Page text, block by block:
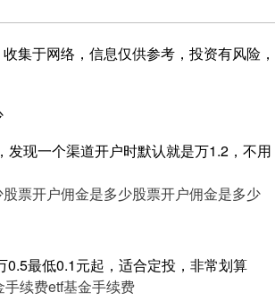
集于网络，信息仅供参考，投资有风险，
发现一个渠道开户时默认就是万1.2，不用
股票开户佣金是多少股票开户佣金是多少
0.5最低0.1元起，适合定投，非常划算
手续费etf基金手续费